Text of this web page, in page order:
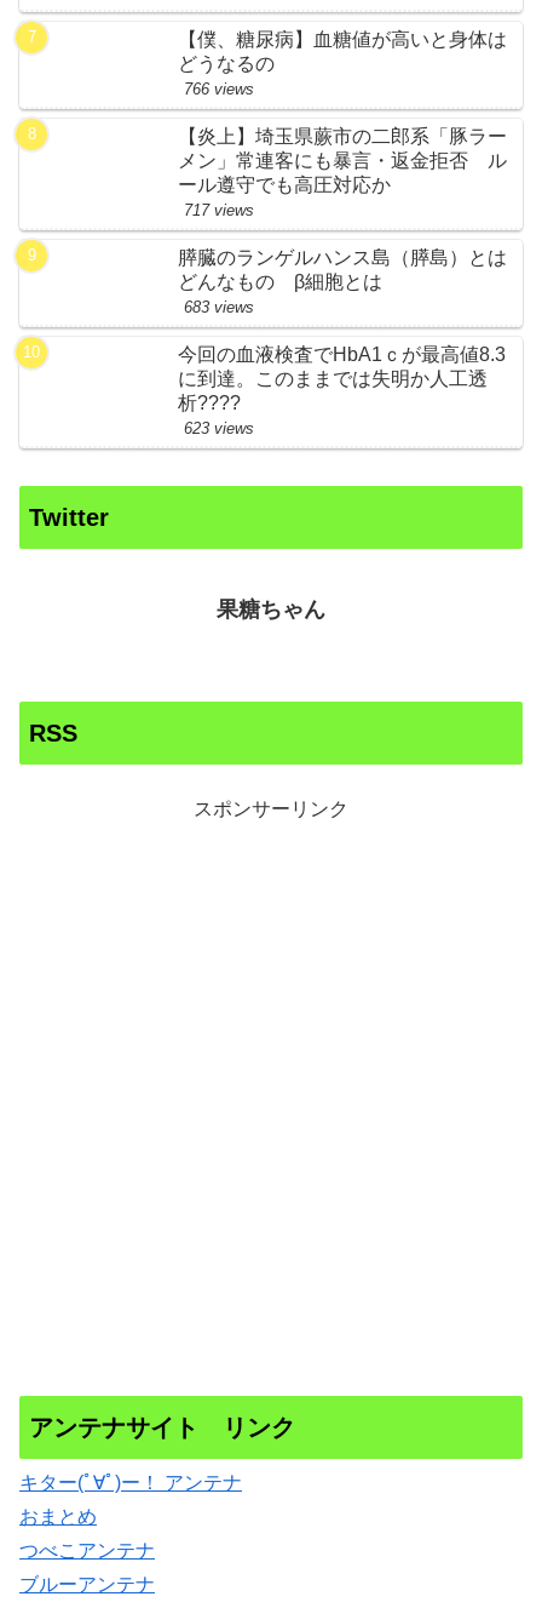
【僕、糖尿病】血糖値が高いと身体は
どうなるの
766 views
【炎上】埼玉県蕨市の二郎系「豚ラー
メン」常連客にも暴言・返金拒否 ル
ール遵守でも高圧対応か
717 views
膵臓のランゲルハンス島（膵島）とは
どんなもの β細胞とは
683 views
今回の血液検査でHbA1ｃが最高値8.3
に到達。このままでは失明か人工透
析????
623 views
Twitter
果糖ちゃん
RSS
スポンサーリンク
アンテナサイト リンク
キター(ﾟ∀ﾟ)ー！ アンテナ
おまとめ
つべこアンテナ
ブルーアンテナ